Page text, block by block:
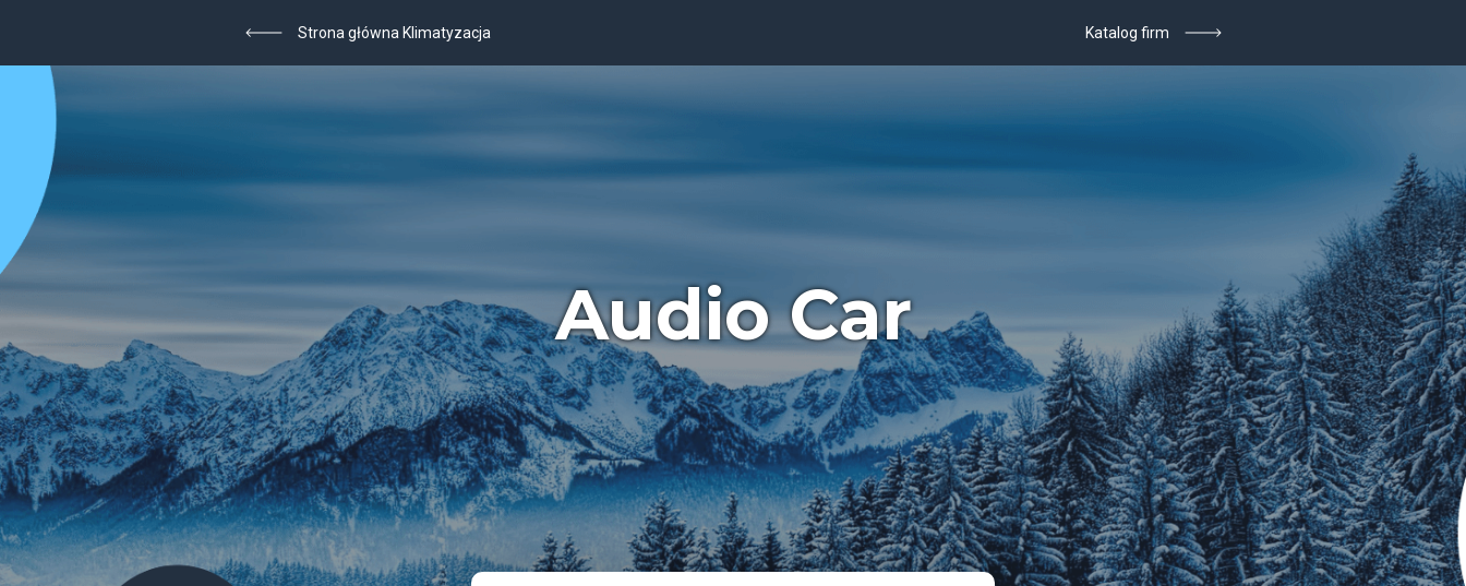
Strona główna Klimatyzacja Katalog firm
Audio Car